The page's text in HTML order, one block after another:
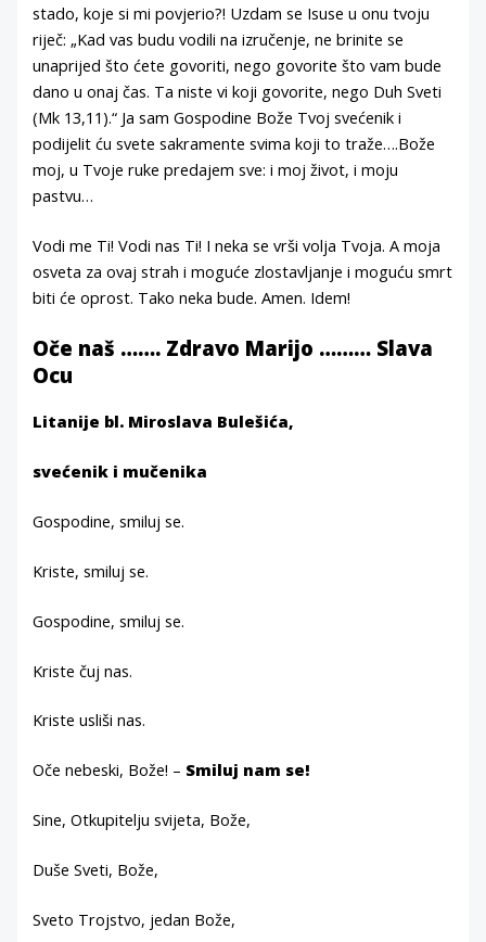
stado, koje si mi povjerio?! Uzdam se Isuse u onu tvoju
riječ: „Kad vas budu vodili na izručenje, ne brinite se
unaprijed što ćete govoriti, nego govorite što vam bude
dano u onaj čas. Ta niste vi koji govorite, nego Duh Sveti
(Mk 13,11).“ Ja sam Gospodine Bože Tvoj svećenik i
podijelit ću svete sakramente svima koji to traže….Bože
moj, u Tvoje ruke predajem sve: i moj život, i moju
pastvu…
Vodi me Ti! Vodi nas Ti! I neka se vrši volja Tvoja. A moja
osveta za ovaj strah i moguće zlostavljanje i moguću smrt
biti će oprost. Tako neka bude. Amen. Idem!
Oče naš ……. Zdravo Marijo ……… Slava
Ocu
Litanije bl. Miroslava Bulešića,
svećenik i mučenika
Gospodine, smiluj se.
Kriste, smiluj se.
Gospodine, smiluj se.
Kriste čuj nas.
Kriste usliši nas.
Oče nebeski, Bože! – Smiluj nam se!
Sine, Otkupitelju svijeta, Bože,
Duše Sveti, Bože,
Sveto Trojstvo, jedan Bože,